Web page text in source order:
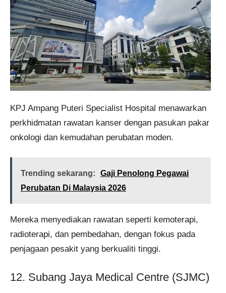
KPJ Ampang Puteri Specialist Hospital menawarkan
perkhidmatan rawatan kanser dengan pasukan pakar
onkologi dan kemudahan perubatan moden.
Trending sekarang:
Gaji Penolong Pegawai
Perubatan Di Malaysia 2026
Mereka menyediakan rawatan seperti kemoterapi,
radioterapi, dan pembedahan, dengan fokus pada
penjagaan pesakit yang berkualiti tinggi.
12. Subang Jaya Medical Centre (SJMC)